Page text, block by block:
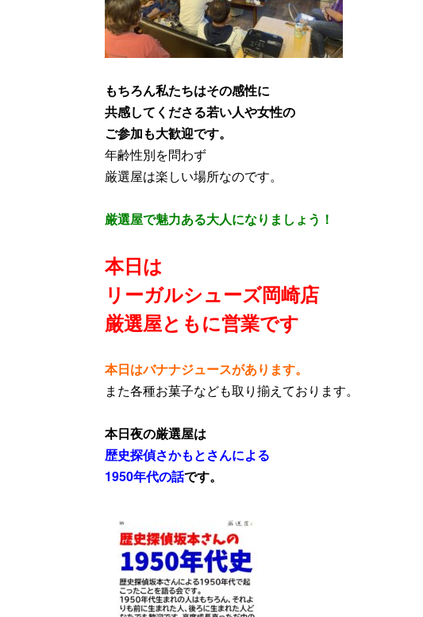
もちろん私たちはその感性に
共感してくださる若い人や女性の
ご参加も大歓迎です。
年齢性別を問わず
厳選屋は楽しい場所なのです。
厳選屋で魅力ある大人になりましょう！
本日は
リーガルシューズ岡崎店
厳選屋ともに営業です
本日はバナナジュースがあります。
また各種お菓子なども取り揃えております。
本日夜の厳選屋は
歴史探偵さかもとさんによる
1950年代の話です。